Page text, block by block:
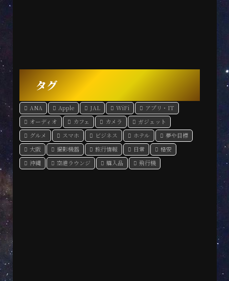
タグ
ANA Apple JAL WiFi
アプリ・IT
オーディオ
カフェ カメラ
ガジェット
グルメ
スマホ ビジネス ホテル
夢や目標
大阪
撮影機器 旅行情報 日常
格安
沖縄
空港ラウンジ 購入品 飛行機